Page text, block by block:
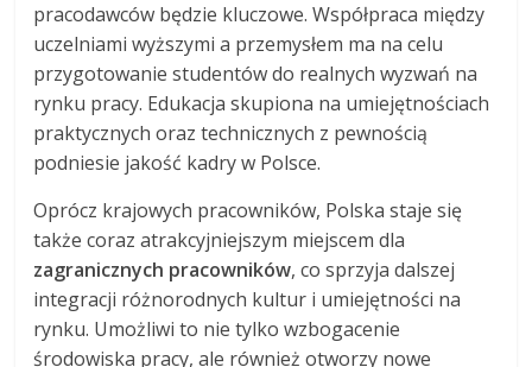
pracodawców będzie kluczowe. Współpraca między
uczelniami wyższymi a przemysłem ma na celu
przygotowanie studentów do realnych wyzwań na
rynku pracy. Edukacja skupiona na umiejętnościach
praktycznych oraz technicznych z pewnością
podniesie jakość kadry w Polsce.
Oprócz krajowych pracowników, Polska staje się
także coraz atrakcyjniejszym miejscem dla
zagranicznych pracowników, co sprzyja dalszej
integracji różnorodnych kultur i umiejętności na
rynku. Umożliwi to nie tylko wzbogacenie
środowiska pracy, ale również otworzy nowe